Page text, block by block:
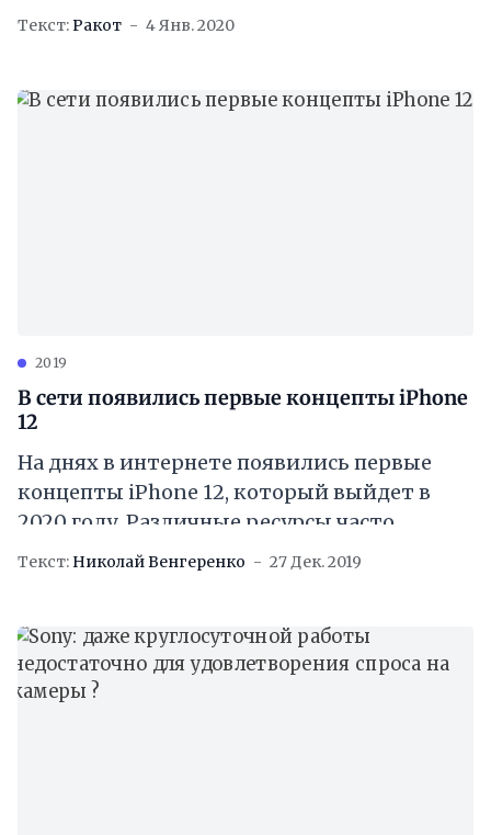
подтверждает, что компания готовит
Текст:Ракот 4 Янв. 2020
2019
В сети появились первые концепты iPhone
12
На днях в интернете появились первые
концепты iPhone 12, который выйдет в
2020 году. Различные ресурсы часто
пытаются угадать, как будут выглядеть
Текст: Николай Венгеренко 27 Дек. 2019